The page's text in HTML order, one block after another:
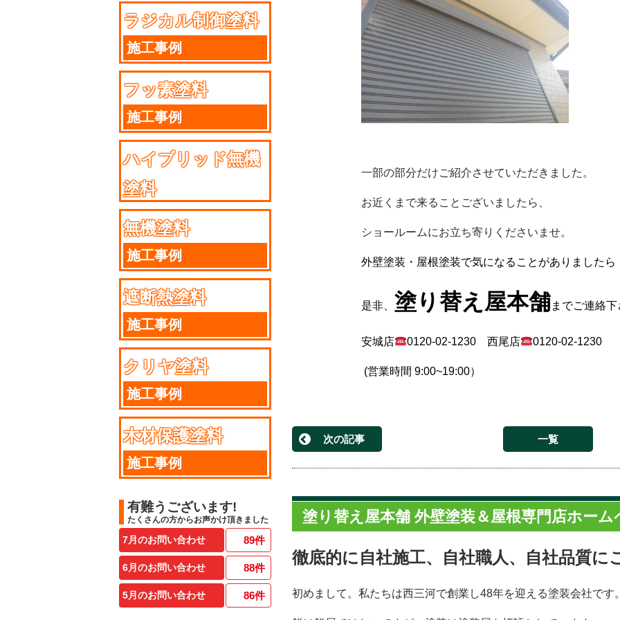
一部の部分だけご紹介させていただきました。
お近くまで来ることございましたら、
ショールームにお立ち寄りくださいませ。
外壁塗装・屋根塗装で気になることがありましたら
是非、 塗り替え屋本舗までご連絡
安城店 0120-02-1230 西尾店 0120-02-1230
(営業時間 9:00~19:00）
次の記事 一覧
塗り替え屋本舗 外壁塗装＆屋根専門店ホー
徹底的に自社施工、自社職人、自社品質に
初めまして。私たちは西三河で創業し48年を迎える塗装会社です
ラジカル制御塗料
施工事例
フッ素塗料
施工事例
ハイブリッド無機
塗料
施工事例
無機塗料
施工事例
遮断熱塗料
施工事例
クリヤ塗料
施工事例
木材保護塗料
施工事例
有難うございます!
たくさんの方からお声かけ頂きました
7月のお問い合わせ 89件
6月のお問い合わせ 88件
5月のお問い合わせ 86件